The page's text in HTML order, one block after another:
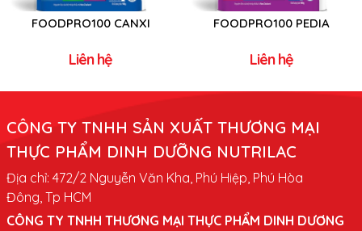
FOODPRO100 CANXI
Liên hệ
FOODPRO100 PEDIA
Liên hệ
CÔNG TY TNHH SẢN XUẤT THƯƠNG MẠI
THỰC PHẨM DINH DƯỠNG NUTRILAC
Địa chỉ: 472/2 Nguyễn Văn Kha, Phú Hiệp, Phú Hòa
Đông, Tp HCM
CÔNG TY TNHH THƯƠNG MẠI THỰC PHẨM DINH DƯƠNG